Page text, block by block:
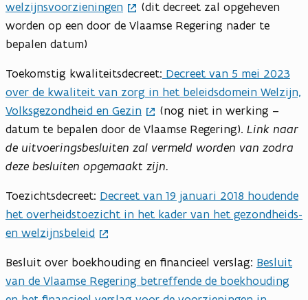
welzijnsvoorzieningen
(dit decreet zal opgeheven
worden op een door de Vlaamse Regering nader te
bepalen datum)
Toekomstig kwaliteitsdecreet: Decreet van 5 mei 2023
over de kwaliteit van zorg in het beleidsdomein Welzijn,
Volksgezondheid en Gezin
(nog niet in werking –
datum te bepalen door de Vlaamse Regering). Link naar
de uitvoeringsbesluiten zal vermeld worden van zodra
deze besluiten opgemaakt zijn.
Toezichtsdecreet: Decreet van 19 januari 2018 houdende
het overheidstoezicht in het kader van het gezondheids-
en welzijnsbeleid
Besluit over boekhouding en financieel verslag: Besluit
van de Vlaamse Regering betreffende de boekhouding